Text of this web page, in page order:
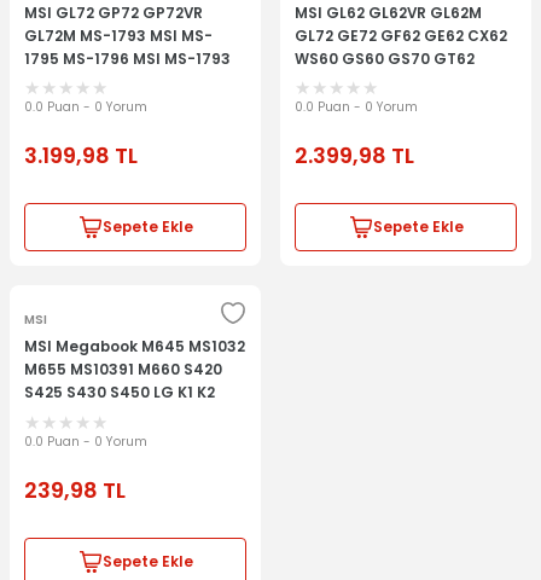
MSI GL72 GP72 GP72VR
GL72M MS-1793 MSI MS-
1795 MS-1796 MSI MS-1793
MS-1799 Üst Kasa Klavyeli
Kasa
0.0 Puan - 0 Yorum
3.199,98 TL
Sepete Ekle
MSI GL62 GL62VR GL62M
GL72 GE72 GF62 GE62 CX62
WS60 GS60 GS70 GT62
GT72 GP62 GP62VR GS63
GP72 GP73 GT73VR GS72
16J1 MS-16J2 MS-16J1C MS-
0.0 Puan - 0 Yorum
2.399,98 TL
Sepete Ekle
MSI
MSI Megabook M645 MS1032
M655 MS10391 M660 S420
S425 S430 S450 LG K1 K2
VR320 VR320X VR330 VR330x
VR330XB VR330 VR330x
Q-Türkçe
0.0 Puan - 0 Yorum
239,98 TL
Sepete Ekle